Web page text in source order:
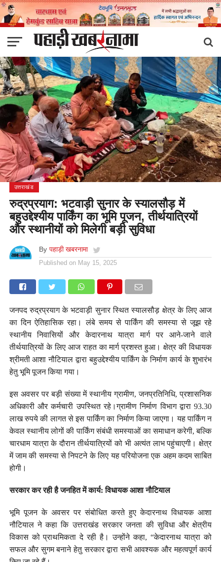
उत्तराखंड
रुद्रप्रयाग: भटवाड़ी सुनार के स्यालसौड़ में
बहुउद्देश्यीय पार्किंग का भूमि पूजन, तीर्थयात्रियों
और स्थानीयों को मिलेगी बड़ी सुविधा
By पहाड़ी खबरनामा
Published on May 15, 2025
जनपद रुद्रप्रयाग के भटवाड़ी सुनार स्थित स्यालसौड़ क्षेत्र के लिए आज
का दिन ऐतिहासिक रहा। लंबे समय से पार्किंग की समस्या से जूझ रहे
स्थानीय निवासियों और केदारनाथ यात्रा मार्ग पर आने-जाने वाले
तीर्थयात्रियों के लिए आज राहत का मार्ग प्रशस्त हुआ। क्षेत्र की विधायक
श्रीमती आशा नौटियाल द्वारा बहुउद्देश्यीय पार्किंग के निर्माण कार्य के शुभारंभ
हेतु भूमि पूजन किया गया।
इस अवसर पर बड़ी संख्या में स्थानीय ग्रामीण, जनप्रतिनिधि, प्रशासनिक
अधिकारी और कर्मचारी उपस्थित रहे।ग्रामीण निर्माण विभाग द्वारा 93.30
लाख रुपये की लागत से इस पार्किंग का निर्माण किया जाएगा। यह पार्किंग न
केवल स्थानीय लोगों की पार्किंग संबंधी समस्याओं का समाधान करेगी, बल्कि
चारधाम यात्रा के दौरान तीर्थयात्रियों को भी अत्यंत लाभ पहुंचाएगी। क्षेत्र
में जाम की समस्या से निपटने के लिए यह परियोजना एक अहम कदम साबित
होगी।
सरकार कर रही है जनहित में कार्य: विधायक आशा नौटियाल
भूमि पूजन के अवसर पर संबोधित करते हुए केदारनाथ विधायक आशा
नौटियाल ने कहा कि उत्तराखंड सरकार जनता की सुविधा और क्षेत्रीय
विकास को प्राथमिकता दे रही है। उन्होंने कहा, “केदारनाथ यात्रा को
सफल और सुगम बनाने हेतु सरकार द्वारा सभी आवश्यक और महत्वपूर्ण कार्य